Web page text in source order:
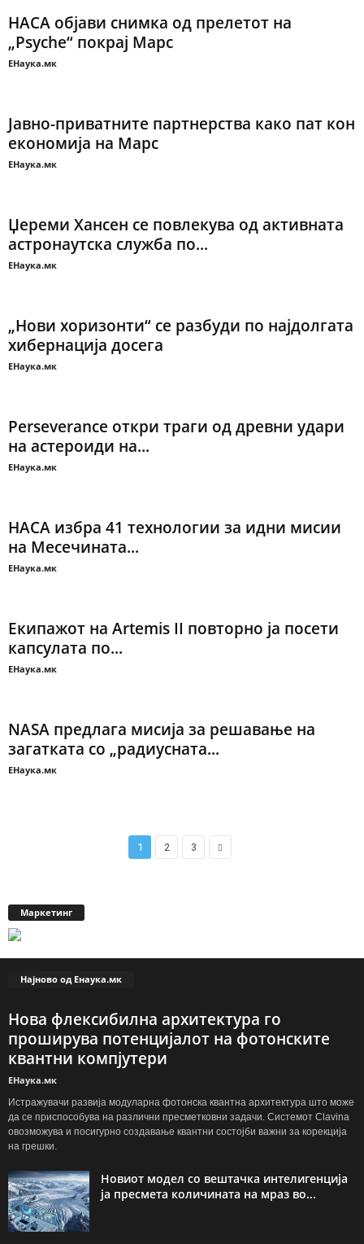
НАСА објави снимка од прелетот на
„Psyche“ покрај Марс
ЕНаука.мк
Јавно-приватните партнерства како пат кон
економија на Марс
ЕНаука.мк
Џереми Хансен се повлекува од активната
астронаутска служба по...
ЕНаука.мк
„Нови хоризонти“ се разбуди по најдолгата
хибернација досега
ЕНаука.мк
Perseverance откри траги од древни удари
на астероиди на...
ЕНаука.мк
НАСА избра 41 технологии за идни мисии
на Месечината...
ЕНаука.мк
Екипажот на Artemis II повторно ја посети
капсулата по...
ЕНаука.мк
NASA предлага мисија за решавање на
загатката со „радиусната...
ЕНаука.мк
1 2 3
Маркетинг
Најново од Енаука.мк
Нова флексибилна архитектура го
проширува потенцијалот на фотонските
квантни компјутери
ЕНаука.мк
Истражувачи развија модуларна фотонска квантна архитектура што може
да се приспособува на различни пресметковни задачи. Системот Clavina
овозможува и посигурно создавање квантни состојби важни за корекција
на грешки.
Новиот модел со вештачка интелигенција
ја пресмета количината на мраз во...